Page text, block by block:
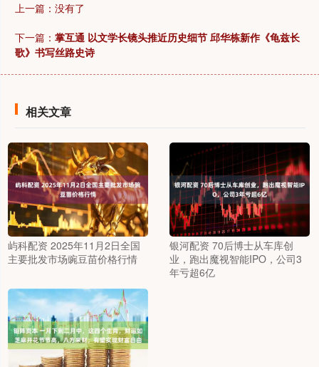
上一篇：没有了
下一篇： 掌互通 以文学长镜头推近历史细节 邱华栋新作《龟兹长
歌》书写丝路史诗
相关文章
屿科配资 2025年11月2日全国
主要批发市场豌豆苗价格行情
银河配资 70后博士从车库创
业，跑出魔视智能IPO，公司3
年亏超6亿